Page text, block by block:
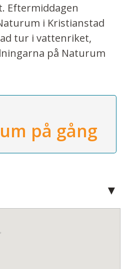
Eftermiddagen
i Kristianstad
tur i vattenriket,
på Naturum
på gång